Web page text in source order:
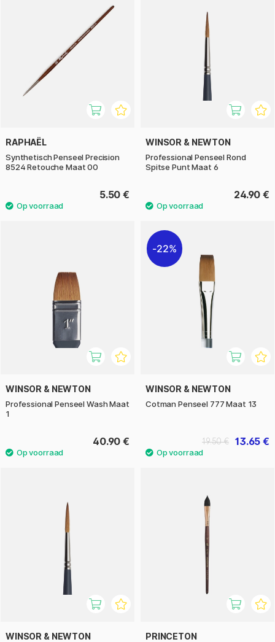
RAPHAËL
Synthetisch Penseel Precision
8524 Retouche Maat 00
5.50 €
WINSOR & NEWTON
Professional Penseel Rond
Spitse Punt Maat 6
24.90 €
WINSOR & NEWTON
Professional Penseel Wash Maat
1
40.90 €
22%
WINSOR & NEWTON
Cotman Penseel 777 Maat 13
13.65 €
19.50 €
WINSOR & NEWTON PRINCETON